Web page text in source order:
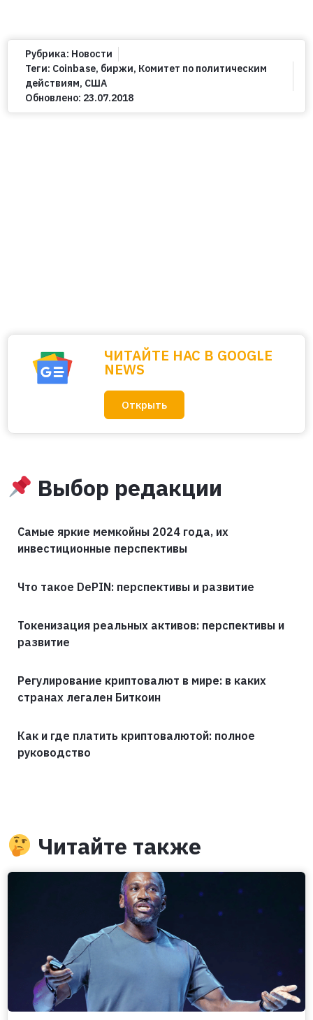
Рубрика: Новости
Теги: Coinbase, биржи, Комитет по политическим
действиям, США
Обновлено: 23.07.2018
ЧИТАЙТЕ НАС В GOOGLE
NEWS
Открыть
Выбор редакции
Самые яркие мемкойны 2024 года, их
инвестиционные перспективы
Что такое DePIN: перспективы и развитие
Токенизация реальных активов: перспективы и
развитие
Регулирование криптовалют в мире: в каких
странах легален Биткоин
Как и где платить криптовалютой: полное
руководство
Читайте также